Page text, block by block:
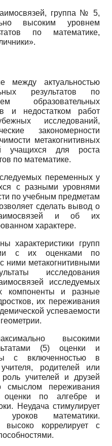
группа № 5,
высоким уровнем
по математике,
между актуальностью
результатов по
образовательных
и недостатком работ
исследований,
закономерности
метакогнитивных
учащихся для роста
по математике.
переменных у
с разными уровнями
по учебным предметам
сделать вывод о
и об их
характере.
характеристики групп
с их оценками по
ними метакогнитивными
исследования
исследуемых
компоненты и разные
их переживания
успеваемости
высокими
(5) оценки и
с включенностью в
родителей или
учителей и друзей
смыслом переживания
оценки по алгебре и
Неудача стимулирует
математики.
высоко коррелирует с